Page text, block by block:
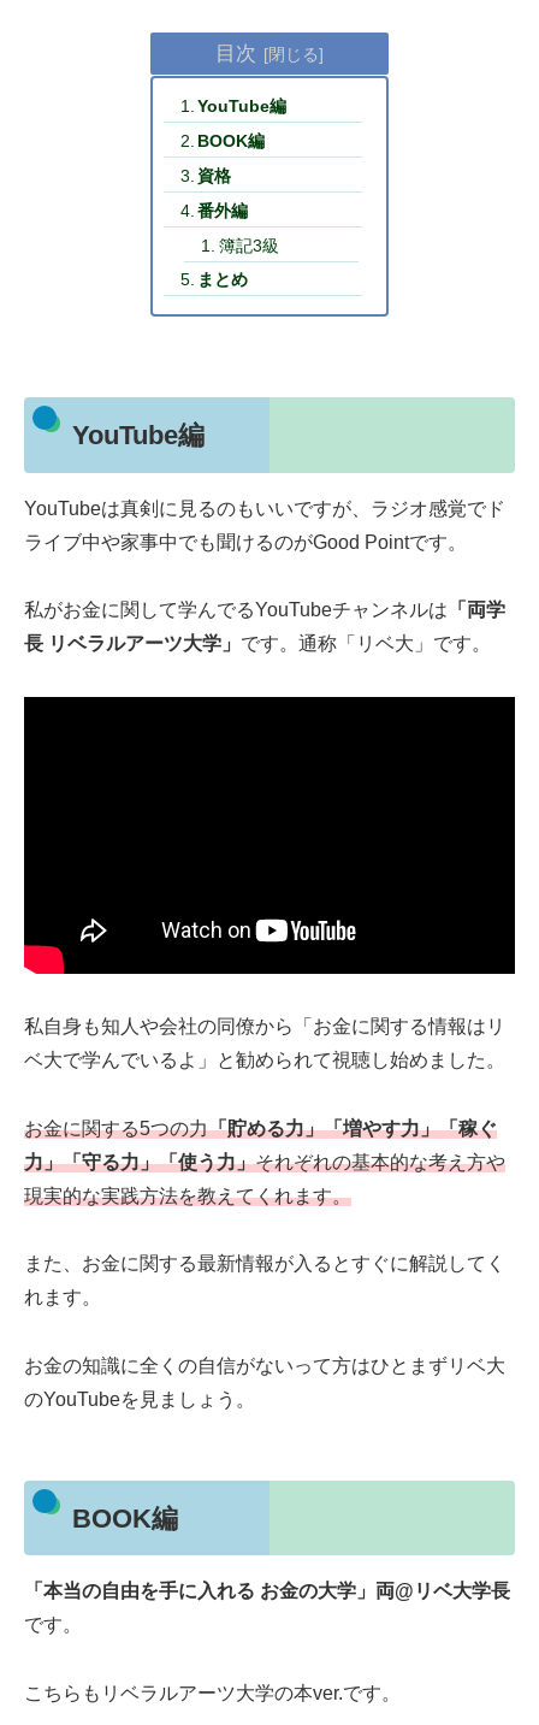
目次
YouTube編
BOOK編
資格
番外編
簿記3級
まとめ
YouTube編
YouTubeは真剣に見るのもいいですが、ラジオ感覚でド
ライブ中や家事中でも聞けるのがGood Pointです。
私がお金に関して学んでるYouTubeチャンネルは 「両学
長 リベラルアーツ大学」 です。通称「リベ大」です。
私自身も知人や会社の同僚から「お金に関する情報はリ
ベ大で学んでいるよ」と勧められて視聴し始めました。
お金に関する5つの力「貯める力」「増やす力」「稼ぐ
力」「守る力」「使う力」それぞれの基本的な考え方や
現実的な実践方法を教えてくれます。
また、お金に関する最新情報が入るとすぐに解説してく
れます。
お金の知識に全くの自信がないって方はひとまずリベ大
のYouTubeを見ましょう。
BOOK編
「本当の自由を手に入れる お金の大学」両@リベ大学長
です。
こちらもリベラルアーツ大学の本ver.です。